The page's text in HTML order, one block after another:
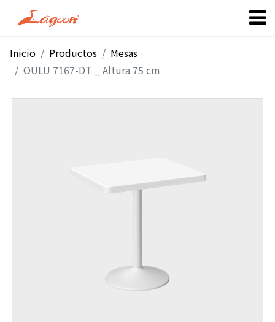
Inicio Productos
Mesas
OULU 7167-DT _ Altura 75 cm